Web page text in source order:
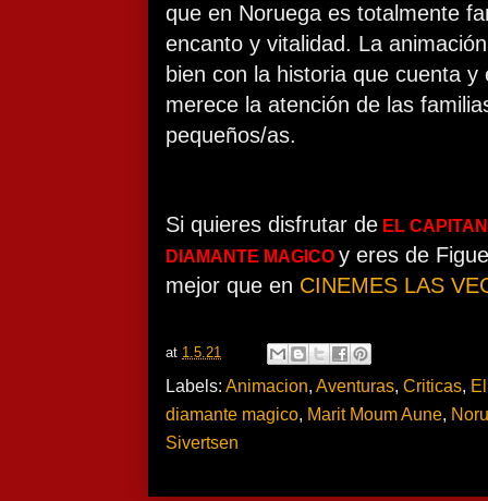
que en Noruega es totalmente
encanto y vitalidad. La
bien con la historia que cuenta
merece la atención de las
pequeños/as.
Si quieres disfrutar de EL
DIAMANTE MAGICO y eres de
mejor que en CINEMES LAS
at 1.5.21
Labels: Animacion, Aventuras, Criticas,
diamante magico, Marit Moum Aune,
Sivertsen